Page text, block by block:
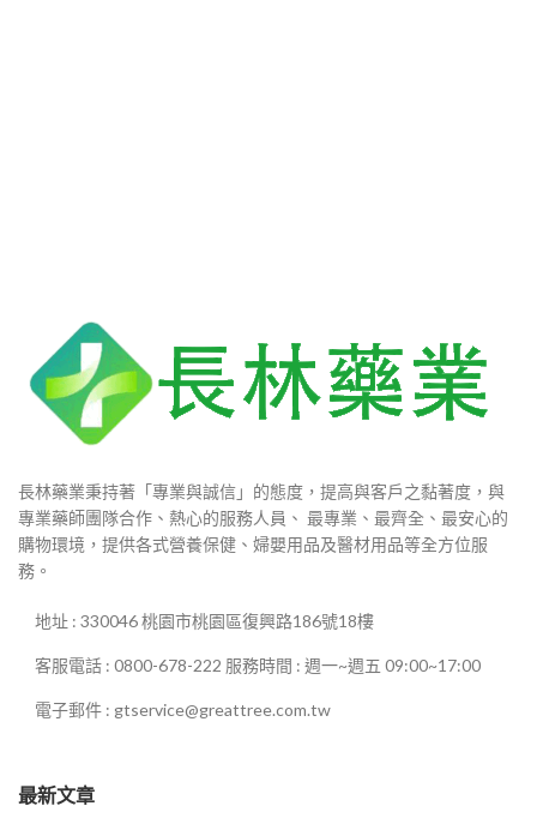
長林藥業秉持著「專業與誠信」的態度，提高與客戶之黏著度，與
專業藥師團隊合作、熱心的服務人員、 最專業、最齊全、最安心的
購物環境，提供各式營養保健、婦嬰用品及醫材用品等全方位服
務。
地址 : 330046 桃園市桃園區復興路186號18樓
客服電話 : 0800-678-222 服務時間 : 週一~週五 09:00~17:00
電子郵件 : gtservice@greattree.com.tw
最新文章